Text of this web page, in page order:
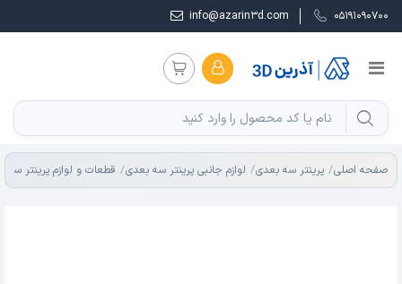
05191090700
info@azarin3d.com
صفحه اصلی پرینتر سه بعدی لوازم جانبی پرینتر سه بعدی قطعات و لوازم پرینتر سه